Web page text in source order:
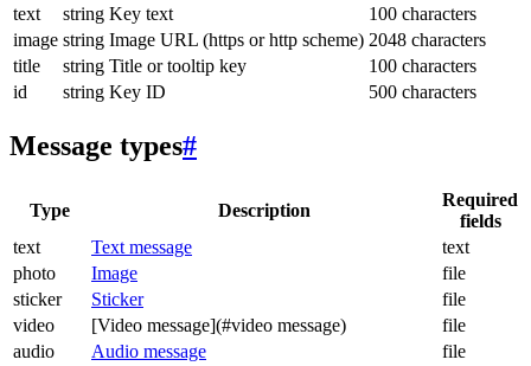
text
string Key text
100 characters
image string Image URL (https or http scheme) 2048 characters
title
string Title or tooltip key
100 characters
id
string Key ID 500 characters
Message types#
Type Description
Required
fields
text
Text message
text
photo
Image
file
sticker
Sticker
file
video
[Video message](#video message)
file
audio
Audio message file